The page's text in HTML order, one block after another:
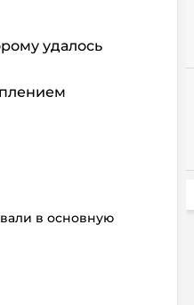
удалось
в основную